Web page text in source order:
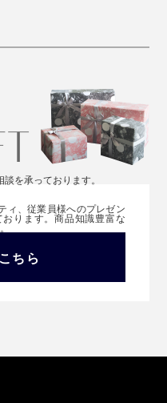
を承っております。
ィ、従業員様へのプレゼン
ります。商品知識豊富な
ちら